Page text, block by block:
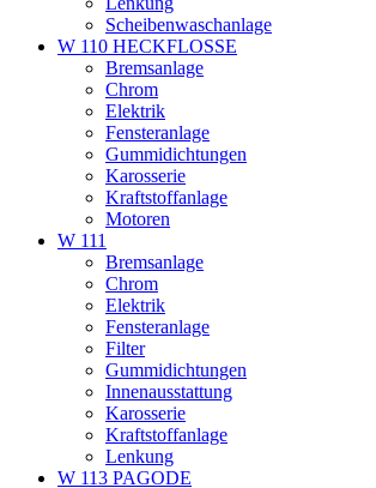
Scheibenwaschanlage
W 110 HECKFLOSSE
Bremsanlage
Chrom
Elektrik
Fensteranlage
Gummidichtungen
Karosserie
Kraftstoffanlage
Motoren
W 111
Bremsanlage
Chrom
Elektrik
Fensteranlage
Filter
Gummidichtungen
Innenausstattung
Karosserie
Kraftstoffanlage
Lenkung
W 113 PAGODE